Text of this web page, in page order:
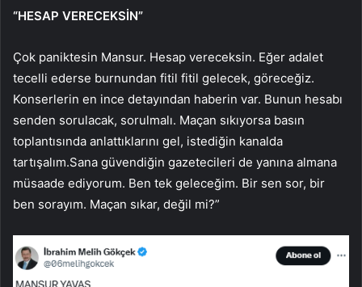
“HESAP VERECEKSİN”
Çok paniktesin Mansur. Hesap vereceksin. Eğer adalet
tecelli ederse burnundan fitil fitil gelecek, göreceğiz.
Konserlerin en ince detayından haberin var. Bunun hesabı
senden sorulacak, sorulmalı. Maçan sıkıyorsa basın
toplantısında anlattıklarını gel, istediğin kanalda
tartışalım.Sana güvendiğin gazetecileri de yanına almana
müsaade ediyorum. Ben tek geleceğim. Bir sen sor, bir
ben sorayım. Maçan sıkar, değil mi?”